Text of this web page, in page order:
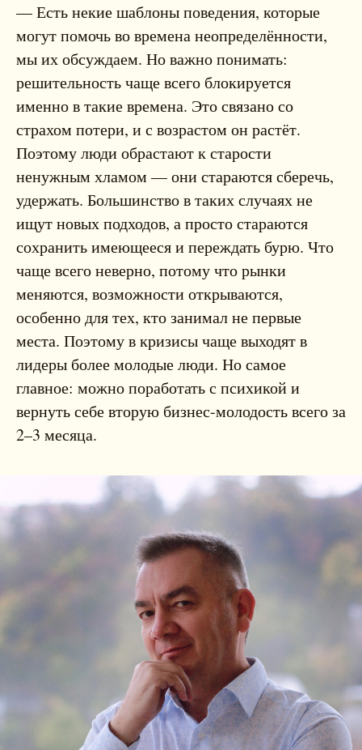
— Есть некие шаблоны поведения, которые
могут помочь во времена неопределённости,
мы их обсуждаем. Но важно понимать:
решительность чаще всего блокируется
именно в такие времена. Это связано со
страхом потери, и с возрастом он растёт.
Поэтому люди обрастают к старости
ненужным хламом — они стараются сберечь,
удержать. Большинство в таких случаях не
ищут новых подходов, а просто стараются
сохранить имеющееся и переждать бурю. Что
чаще всего неверно, потому что рынки
меняются, возможности открываются,
особенно для тех, кто занимал не первые
места. Поэтому в кризисы чаще выходят в
лидеры более молодые люди. Но самое
главное: можно поработать с психикой и
вернуть себе вторую бизнес-молодость всего за
2–3 месяца.